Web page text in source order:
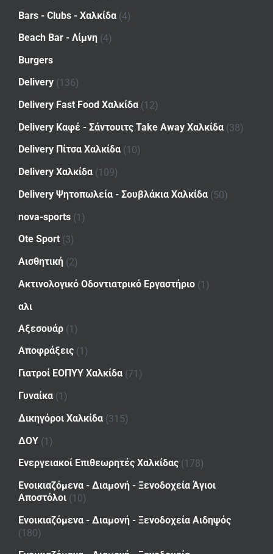
Bars - Clubs - Χαλκίδα (4)
Beach Bar - Λίμνη (4)
Burgers
Delivery (136)
Delivery Fast Food Χαλκίδα (12)
Delivery Καφέ - Σάντουιτς Take Away Χαλκίδα (38)
Delivery Πίτσα Χαλκίδα (10)
Delivery Χαλκίδα (109)
Delivery Ψητοπωλεία - Σουβλάκια Χαλκίδα (50)
nova-sports (1)
Ote Sport (3)
Αισθητική (2)
Ακτινολογικό Οδοντιατρικό Εργαστήριο (1)
αλι
Αξεσουάρ (1)
Αποφράξεις (1)
Γιατροί ΕΟΠΥΥ Χαλκίδα (71)
Γυναίκα (1)
Δικηγόροι Χαλκίδα (315)
ΔΟΥ (1)
Ενεργειακοί Επιθεωρητές Χαλκίδας (178)
Ενοικιαζόμενα - Διαμονή - Ξενοδοχεία Άγιοι
Αποστόλοι (10)
Ενοικιαζόμενα - Διαμονή - Ξενοδοχεία Αιδηψός
(180)